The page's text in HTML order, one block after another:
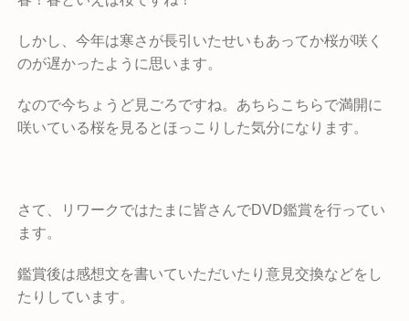
しかし、今年は寒さが長引いたせいもあってか桜が咲く
のが遅かったように思います。
なので今ちょうど見ごろですね。あちらこちらで満開に
咲いている桜を見るとほっこりした気分になります。
さて、リワークではたまに皆さんでDVD鑑賞を行ってい
ます。
鑑賞後は感想文を書いていただいたり意見交換などをし
たりしています。